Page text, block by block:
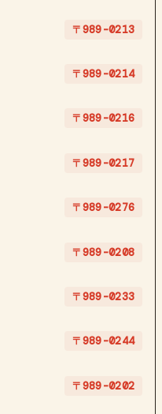
〒989-0213
〒989-0214
〒989-0216
〒989-0217
〒989-0276
〒989-0208
〒989-0233
〒989-0244
〒989-0202